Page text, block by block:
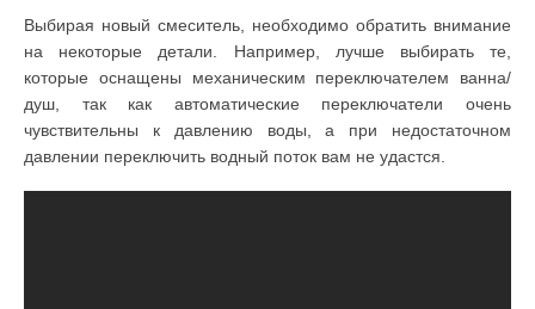
Выбирая новый смеситель, необходимо обратить внимание
на некоторые детали. Например, лучше выбирать те,
которые оснащены механическим переключателем ванна/
душ, так как автоматические переключатели очень
чувствительны к давлению воды, а при недостаточном
давлении переключить водный поток вам не удастся.